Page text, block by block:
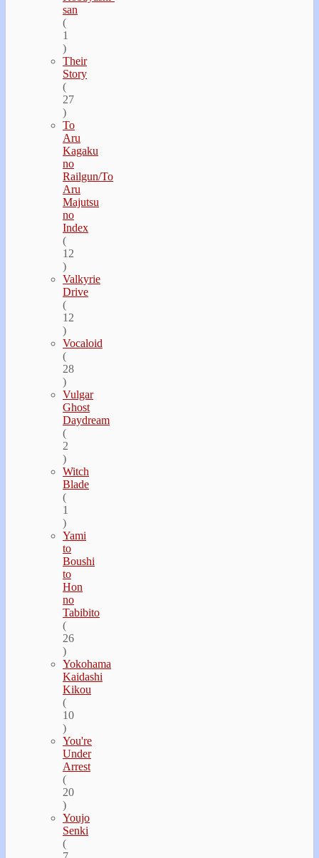
san
(
1
)
Their
Story
(
27
)
To
Aru
Kagaku
no
Railgun/To
Aru
Majutsu
no
Index
(
12
)
Valkyrie
Drive
(
12
)
Vocaloid
(
28
)
Vulgar
Ghost
Daydream
(
2
)
Witch
Blade
(
1
)
Yami
to
Boushi
to
Hon
no
Tabibito
(
26
)
Yokohama
Kaidashi
Kikou
(
10
)
You're
Under
Arrest
(
20
)
Youjo
Senki
(